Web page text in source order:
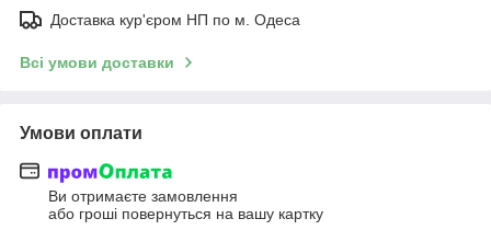
Доставка кур'єром НП по м. Одеса
Всі умови доставки
Умови оплати
Ви отримаєте замовлення
або гроші повернуться на вашу картку